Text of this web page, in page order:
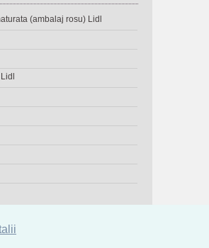
(ambalaj rosu) Lidl